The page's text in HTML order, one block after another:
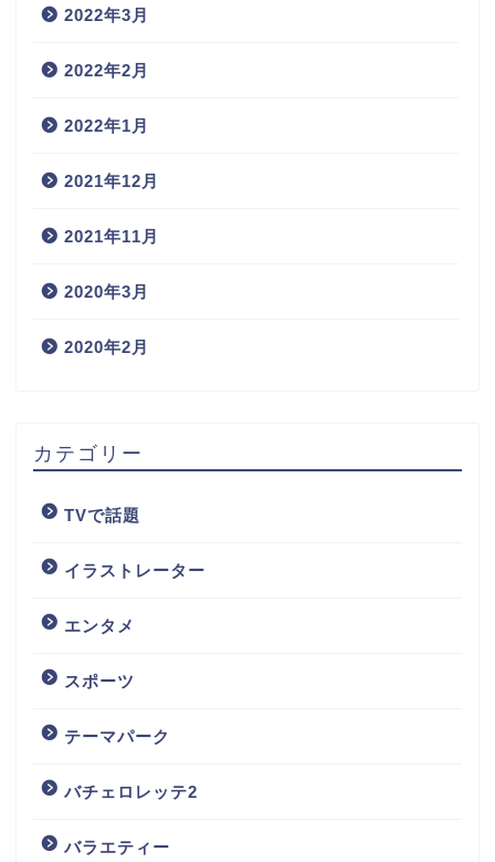
2022年3月
2022年2月
2022年1月
2021年12月
2021年11月
2020年3月
2020年2月
カテゴリー
TVで話題
イラストレーター
エンタメ
スポーツ
テーマパーク
バチェロレッテ2
バラエティー